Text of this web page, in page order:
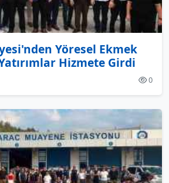
Yöresel Ekmek
Yatırımlar Hizmete Girdi
0